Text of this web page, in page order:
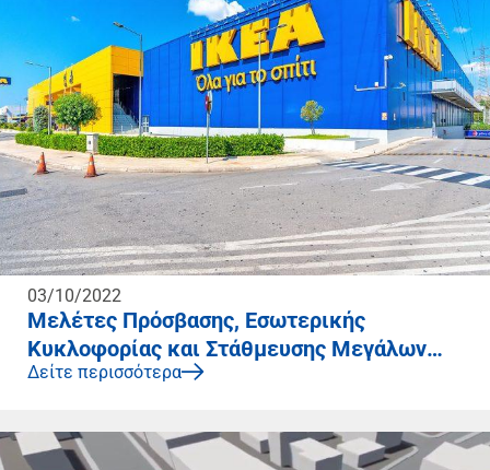
03/10/2022
Μελέτες Πρόσβασης, Εσωτερικής
Κυκλοφορίας και Στάθμευσης Μεγάλων
Εγκαταστάσεων
Δείτε περισσότερα